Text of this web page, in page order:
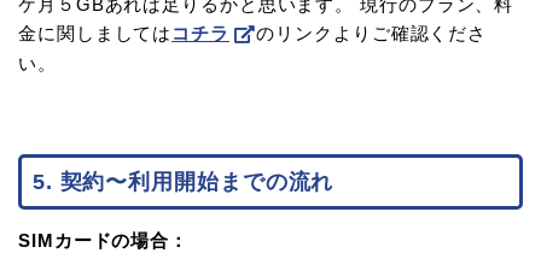
金に関しましては コチラ
のリンクよりご確認くださ
い。
5. 契約〜利用開始までの流れ
SIMカードの場合：